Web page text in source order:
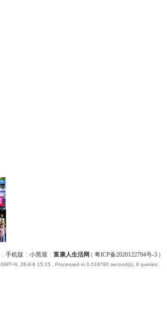
手机版 小黑屋 富康人生活网 ( 粤ICP备2020122794号-3)
GMT+8, 26-8-6 15:15 , Processed in 0.018790 second(s), 8 queries .